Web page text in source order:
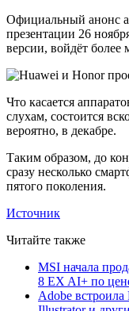
Официальный анонс
презентации 26
версии, войдёт
Что касается
слухам, состоится
вероятно, в декабре.
Таким образом, до
сразу несколько
пятого поколения.
Источник
Читайте также
MSI начала
8 EX AI+ по
Adobe